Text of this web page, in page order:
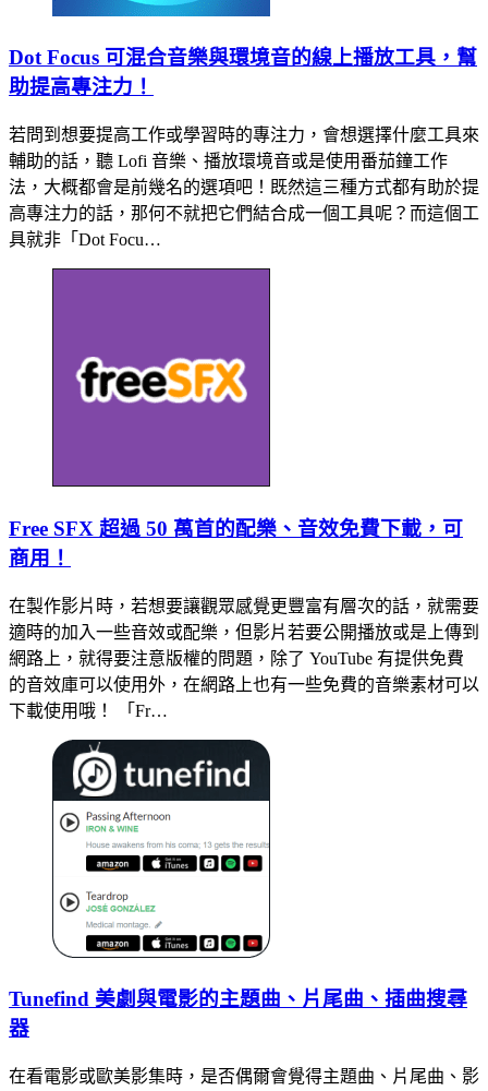
Dot Focus 可混合音樂與環境音的線上播放工具，幫
助提高專注力！
若問到想要提高工作或學習時的專注力，會想選擇什麼工具來
輔助的話，聽 Lofi 音樂、播放環境音或是使用番茄鐘工作
法，大概都會是前幾名的選項吧！既然這三種方式都有助於提
高專注力的話，那何不就把它們結合成一個工具呢？而這個工
具就非「Dot Focu…
Free SFX 超過 50 萬首的配樂、音效免費下載，可
商用！
在製作影片時，若想要讓觀眾感覺更豐富有層次的話，就需要
適時的加入一些音效或配樂，但影片若要公開播放或是上傳到
網路上，就得要注意版權的問題，除了 YouTube 有提供免費
的音效庫可以使用外，在網路上也有一些免費的音樂素材可以
下載使用哦！ 「Fr…
Tunefind 美劇與電影的主題曲、片尾曲、插曲搜尋
器
在看電影或歐美影集時，是否偶爾會覺得主題曲、片尾曲、影